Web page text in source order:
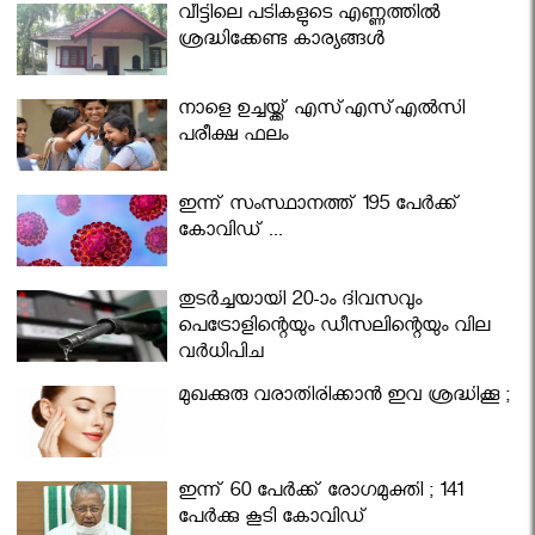
വീട്ടിലെ പടികളുടെ എണ്ണത്തിൽ
ശ്രദ്ധിക്കേണ്ട കാര്യങ്ങൾ
നാളെ ഉച്ചയ്ക്ക് എസ്എസ്എല്‍സി
പരീക്ഷ ഫലം
ഇന്ന് സംസ്ഥാനത്ത് 195 പേര്‍ക്ക്
കോവിഡ് ...
തുടർച്ചയായി 20-ാം ദിവസവും
പെട്രോളിന്റെയും ഡീസലിന്റെയും വില
വര്‍ധിപ്പിച്ചു
മുഖക്കുരു വരാതിരിക്കാന്‍ ഇവ ശ്രദ്ധിക്കൂ ;
ഇന്ന് 60 പേർക്ക് രോഗമുക്തി ; 141
പേര്‍ക്കു കൂടി കോവിഡ്